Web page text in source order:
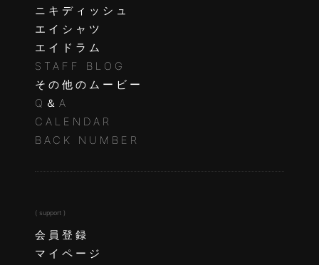
ニキディッシュ
エイシャツ
エイドラム
STAFF BLOG
その他のムービー
Q＆A
CALENDAR
BACK NUMBER
( support )
会員登録
マイページ